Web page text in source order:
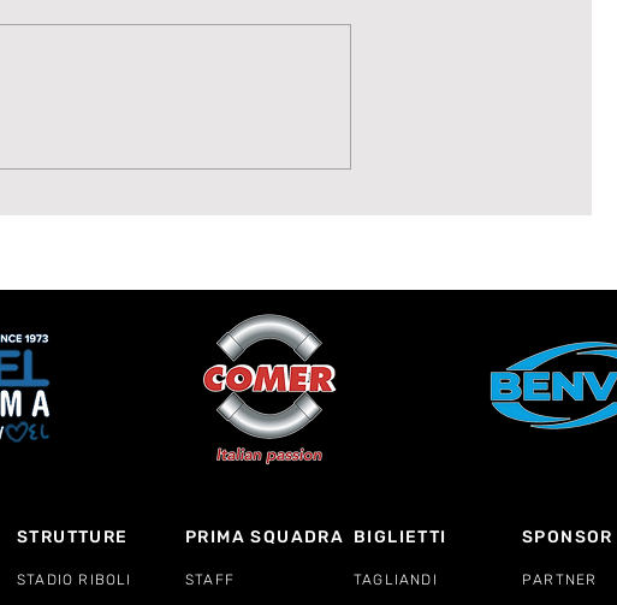
STRUTTURE PRIMA SQUADRA BIGLIETTI SPONSOR
STADIO RIBOLI STAFF TAGLIANDI PARTNER